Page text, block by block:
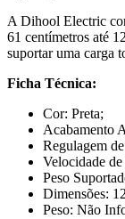
A Dihool Electric
61 centímetros até
suportar uma carga
Ficha Técnica:
Cor: Preta;
Acabamento
Regulagem
Velocidade
Peso
Dimensões:
Peso: Não